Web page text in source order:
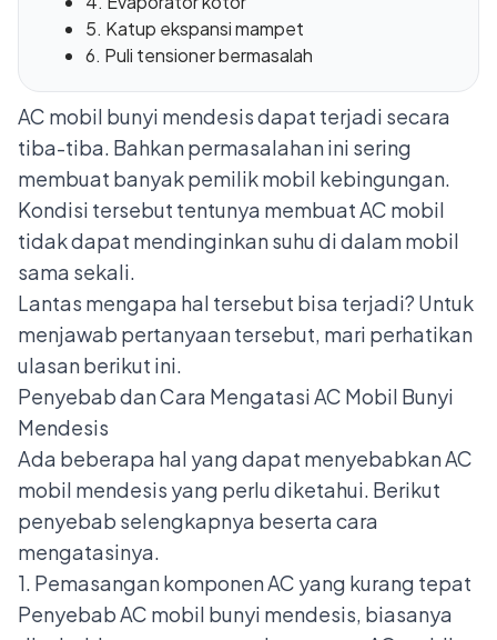
5. Katup ekspansi mampet
6. Puli tensioner bermasalah
AC mobil bunyi mendesis dapat terjadi secara
tiba-tiba. Bahkan permasalahan ini sering
membuat banyak pemilik mobil kebingungan.
Kondisi tersebut tentunya membuat AC mobil
tidak dapat mendinginkan suhu di dalam mobil
sama sekali.
Lantas mengapa hal tersebut bisa terjadi? Untuk
menjawab pertanyaan tersebut, mari perhatikan
ulasan berikut ini.
Penyebab dan Cara Mengatasi AC Mobil Bunyi
Mendesis
Ada beberapa hal yang dapat menyebabkan AC
mobil mendesis yang perlu diketahui. Berikut
penyebab selengkapnya beserta cara
mengatasinya.
1. Pemasangan komponen AC yang kurang tepat
Penyebab AC mobil bunyi mendesis, biasanya